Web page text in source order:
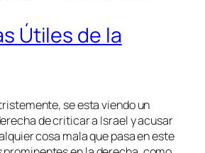
Útiles de la
se esta viendo un
de criticar a Israel y acusar
cosa mala que pasa en este